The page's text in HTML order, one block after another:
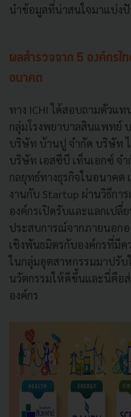
นำข้อมูลที่น่าสนใจมาแบ่ง
ผลสำรวจจาก 5 องค์กรไ
อนาคต
ทาง ICHI ได้สอบถามตัวแท
กลุ่มโรงพยาบาลสินแพทย์
บริษัท บ้านปู จำกัด บริษัท
บริษัท เอสซีบี เท็นเอกซ์ จ
กลยุทธ์ทางธุรกิจในอนาคต
งานกับ Startup ผ่านวิธีกา
องค์กรเปิดรับและแลกเปลี่
ประสบการณ์จากภายนอก
เชิงพันธมิตรกับองค์กรที่มี
ในกลุ่มอุตสาหกรรมมาปรับ
นวัตกรรมให้ดีขึ้นและนี่คือ
องค์กร